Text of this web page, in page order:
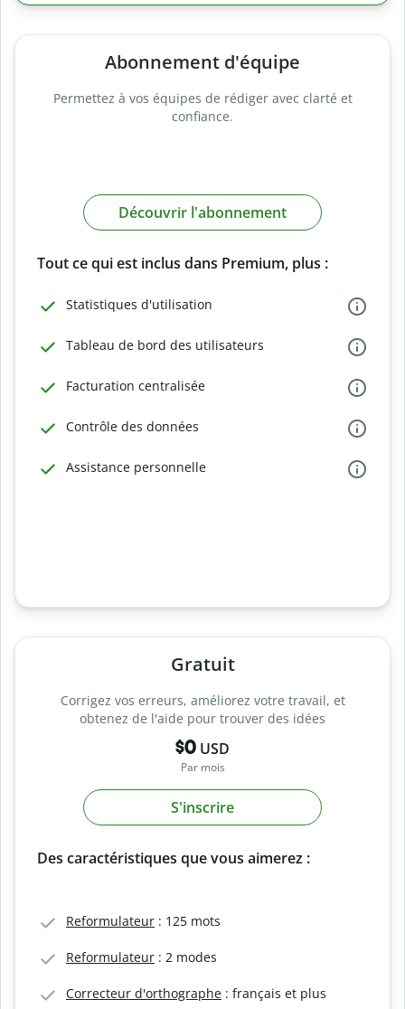
Abonnement d'équipe
Permettez à vos équipes de rédiger avec clarté et
confiance.
Découvrir l'abonnement
Tout ce qui est inclus dans Premium, plus :
Statistiques d'utilisation
Tableau de bord des utilisateurs
Facturation centralisée
Contrôle des données
Assistance personnelle
Gratuit
Corrigez vos erreurs, améliorez votre travail, et
obtenez de l'aide pour trouver des idées
$0 USD
Par mois
S'inscrire
Des caractéristiques que vous aimerez :
Reformulateur : 125 mots
Reformulateur : 2 modes
Correcteur d'orthographe : français et plus